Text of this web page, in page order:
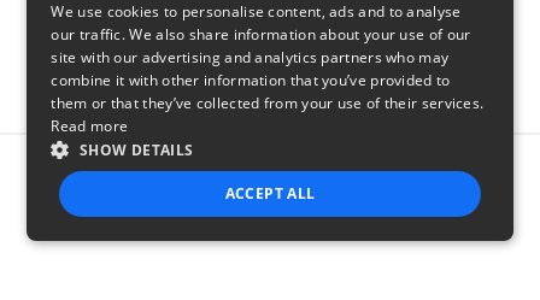
$16 $41
Report this product
We use cookies to personalise content, ads and to analyse
our traffic. We also share information about your use of our
site with our advertising and analytics partners who may
combine it with other information that you’ve provided to
them or that they’ve collected from your use of their services.
Read more
SHOW DETAILS
ACCEPT ALL
STRICTLY NECESSARY PERFORMANCE